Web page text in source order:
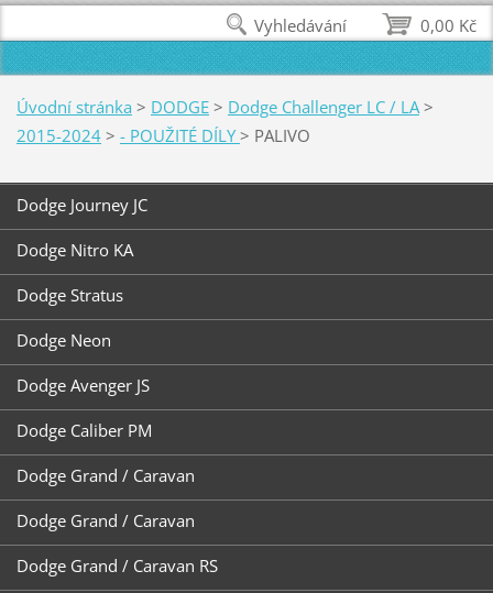
Úvodní stránka > DODGE > Dodge Challenger LC / LA >
2015-2024 > - POUŽITÉ DÍLY> PALIVO
Dodge Journey JC
Dodge Nitro KA
Dodge Stratus
Dodge Neon
Dodge Avenger JS
Dodge Caliber PM
Dodge Grand / Caravan
Dodge Grand / Caravan
Dodge Grand / Caravan RS
0,00 Kč
Vyhledávání